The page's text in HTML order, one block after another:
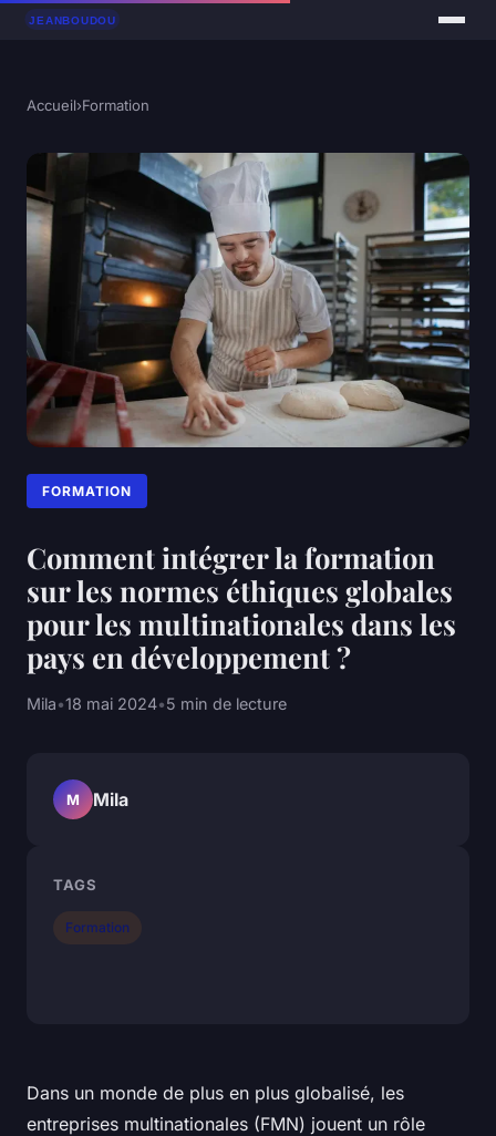
Accueil›Formation
FORMATION
Comment intégrer la formation
sur les normes éthiques globales
pour les multinationales dans les
pays en développement ?
Mila•18 mai 2024•5 min de lecture
Dans un monde de plus en plus globalisé, les
entreprises multinationales (FMN) jouent un rôle
M Mila
TAGS
Formation